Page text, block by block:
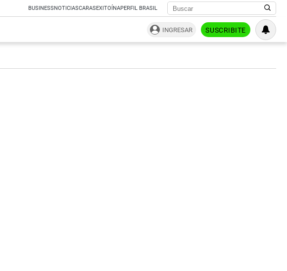
BUSINESSNOTICIASCARASEXITOÍNAPERFIL BRASIL
INGRESAR SUSCRIBITE